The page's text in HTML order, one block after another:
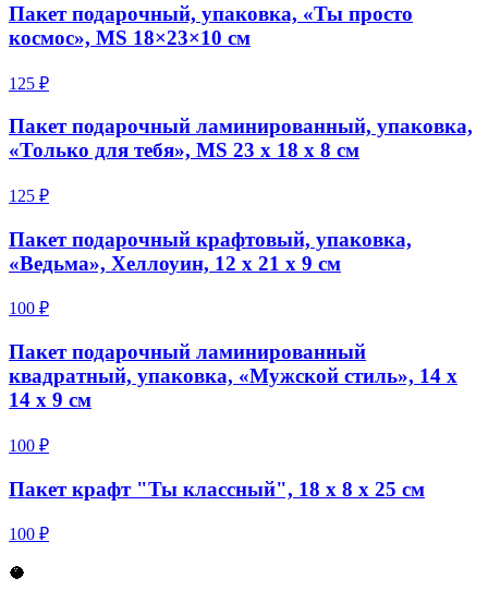
Пакет подарочный, упаковка, «Ты просто
космос», MS 18×23×10 см
125 ₽
Пакет подарочный ламинированный, упаковка,
«Только для тебя», MS 23 х 18 х 8 см
125 ₽
Пакет подарочный крафтовый, упаковка,
«Ведьма», Хеллоуин, 12 х 21 х 9 см
100 ₽
Пакет подарочный ламинированный
квадратный, упаковка, «Мужской стиль», 14 х
14 х 9 см
100 ₽
Пакет крафт "Ты классный", 18 х 8 х 25 см
100 ₽
🥥